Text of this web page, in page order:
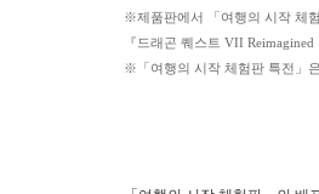
※제품판에서 「여행의 시작 체
『드래곤 퀘스트 VII
※「여행의 시작 체험판 특전」